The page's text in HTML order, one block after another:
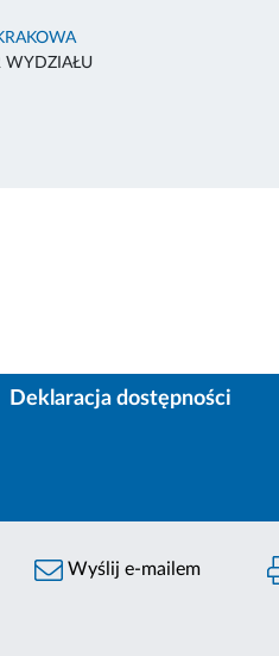
WYDZIAŁU
Deklaracja dostępności
Wyślij e-mailem